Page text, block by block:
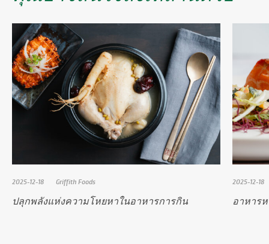
2025-12-18 Griffith Foods
ปลุกพลังแห่งความโหยหาในอาหารการกิน
2025-12-18
อาหาร